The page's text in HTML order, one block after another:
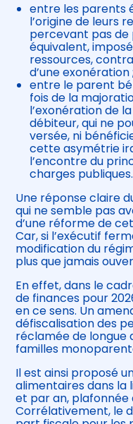
entre les parents
l’origine de leurs
percevant pas de
équivalent,
ressources,
d’une exonération ;
entre le parent
fois de la
l’exonération de
débiteur, qui ne
versée, ni
cette asymétrie
l’encontre du
charges publiques.
Une réponse claire
qui ne semble pas
d’une réforme de
Car, si l’exécutif
modification du
plus que jamais
En effet, dans le
de finances pour
en ce sens. Un
défiscalisation des
réclamée de longue
familles
Il est ainsi proposé
alimentaires dans
et par an, plafonnée
Corrélativement, le